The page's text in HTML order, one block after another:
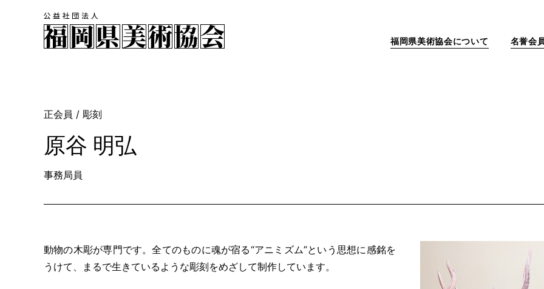
福岡県美術協会について 名誉会
正会員 / 彫刻
原谷 明弘
事務局員
動物の木彫が専門です。全てのものに魂が宿る“アニミズム”という思想に感銘を
うけて、まるで生きているような彫刻をめざして制作しています。